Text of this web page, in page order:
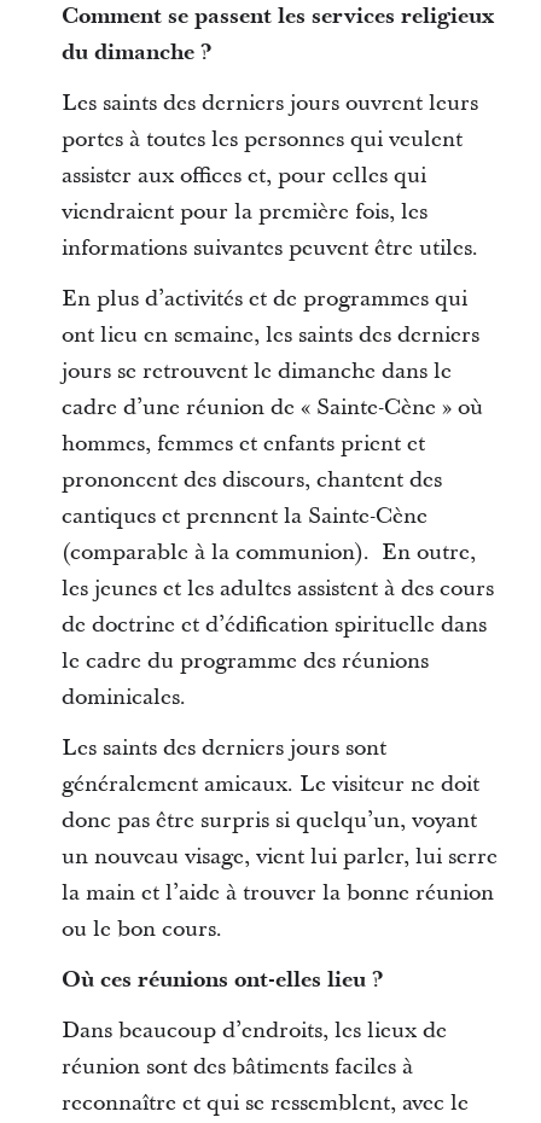
Comment se passent les services religieux
du dimanche ?
Les saints des derniers jours ouvrent leurs
portes à toutes les personnes qui veulent
assister aux offices et, pour celles qui
viendraient pour la première fois, les
informations suivantes peuvent être utiles.
En plus d’activités et de programmes qui
ont lieu en semaine, les saints des derniers
jours se retrouvent le dimanche dans le
cadre d’une réunion de « Sainte-Cène » où
hommes, femmes et enfants prient et
prononcent des discours, chantent des
cantiques et prennent la Sainte-Cène
(comparable à la communion). En outre,
les jeunes et les adultes assistent à des cours
de doctrine et d’édification spirituelle dans
le cadre du programme des réunions
dominicales.
Les saints des derniers jours sont
généralement amicaux. Le visiteur ne doit
donc pas être surpris si quelqu’un, voyant
un nouveau visage, vient lui parler, lui serre
la main et l’aide à trouver la bonne réunion
ou le bon cours.
Où ces réunions ont-elles lieu ?
Dans beaucoup d’endroits, les lieux de
réunion sont des bâtiments faciles à
reconnaître et qui se ressemblent, avec le